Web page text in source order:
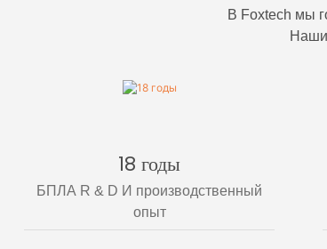
В Foxtech мы
Наши
18 годы
БПЛА R & D И производственный
опыт